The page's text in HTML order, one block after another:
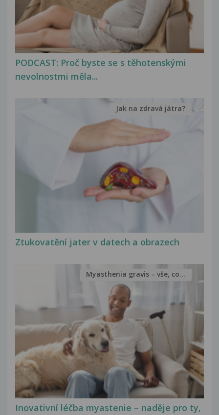
PODCAST: Proč byste se s těhotenskými
nevolnostmi měla...
Ztukovatění jater v datech a obrazech
Jak na zdravá játra?
Inovativní léčba myastenie – naděje pro ty,
Myasthenia gravis – vše, co...